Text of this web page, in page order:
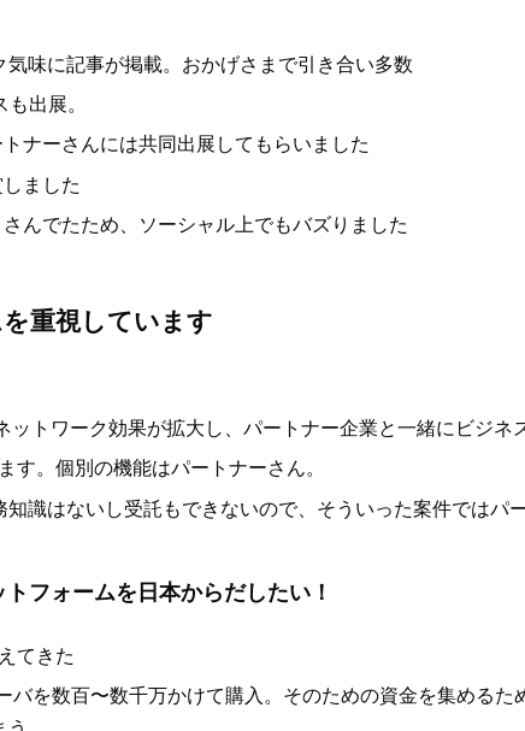
味に記事が掲載。おかげさまで引き合い多数
出展。
ナーさんには共同出展してもらいました
ました
んでたため、ソーシャル上でもバズりました
重視しています
トワーク効果が拡大し、パートナー企業と一緒にビジネ
。個別の機能はパートナーさん。
識はないし受託もできないので、そういった案件ではパ
フォームを日本からだしたい！
てきた
を数百〜数千万かけて購入。そのための資金を集める